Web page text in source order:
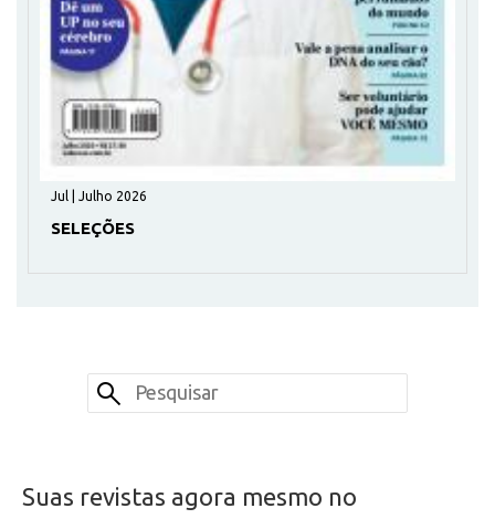
Jul | Julho 2026
SELEÇÕES
Suas revistas agora mesmo no